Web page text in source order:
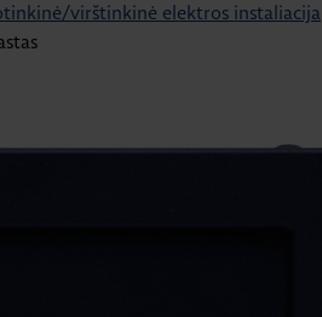
virštinkinė elektros instaliacija